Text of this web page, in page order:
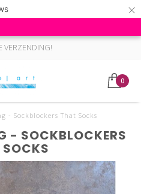
×
VERZENDING!
0
- Sockblockers That Socks
- SOCKBLOCKERS